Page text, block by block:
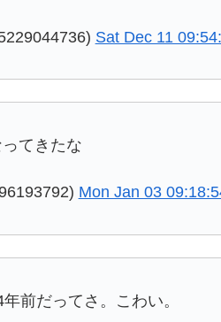
Sat Dec 11
てきたな
Mon Jan 03
前だってさ。こわい。